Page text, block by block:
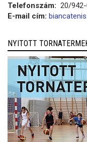
Telefonszám: 20/
E-mail cím:
NYITOTT